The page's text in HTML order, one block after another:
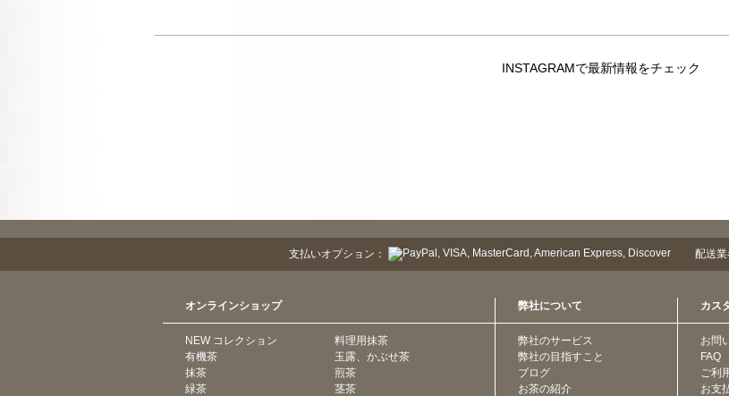
INSTAGRAMで最新情報をチェック
支払いオプション： 配送業
オンラインショップ
NEW コレクション
有機茶
抹茶
緑茶
料理用抹茶
玉露、かぶせ茶
煎茶
茎茶
弊社について
弊社のサービス
弊社の目指すこと
ブログ
お茶の紹介
カス
お問
FAQ
ご利
お支